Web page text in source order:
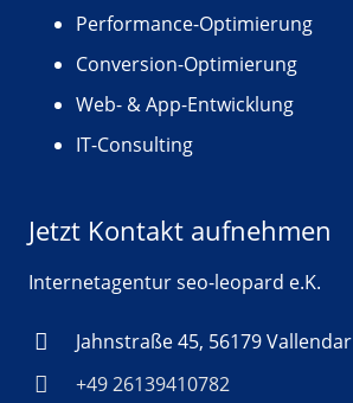
Performance-Optimierung
Conversion-Optimierung
Web- & App-Entwicklung
IT-Consulting
Jetzt Kontakt aufnehmen
Internetagentur seo-leopard e.K.
Jahnstraße 45, 56179 Vallendar
+49 26139410782